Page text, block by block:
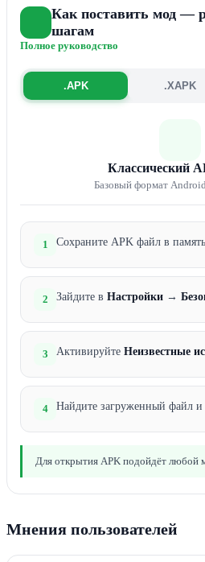
Как поставить мод —
шагам
Полное руководство
.APK .XAPK
Классический
Базовый формат
1 Сохраните APK файл в
2 Зайдите в Настройки →
3 Активируйте Неизвестные
4 Найдите загруженный файл
Для открытия APK подойдёт любой
Мнения пользователей